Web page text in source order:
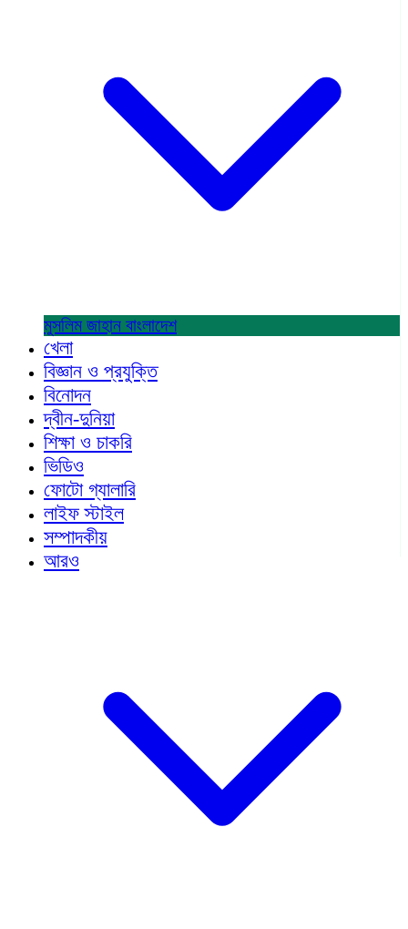
মুসলিম জাহান বাংলাদেশ
খেলা
বিজ্ঞান ও প্রযুক্তি
বিনোদন
দ্বীন-দুনিয়া
শিক্ষা ও চাকরি
ভিডিও
ফোটো গ্যালারি
লাইফ স্টাইল
সম্পাদকীয়
আরও